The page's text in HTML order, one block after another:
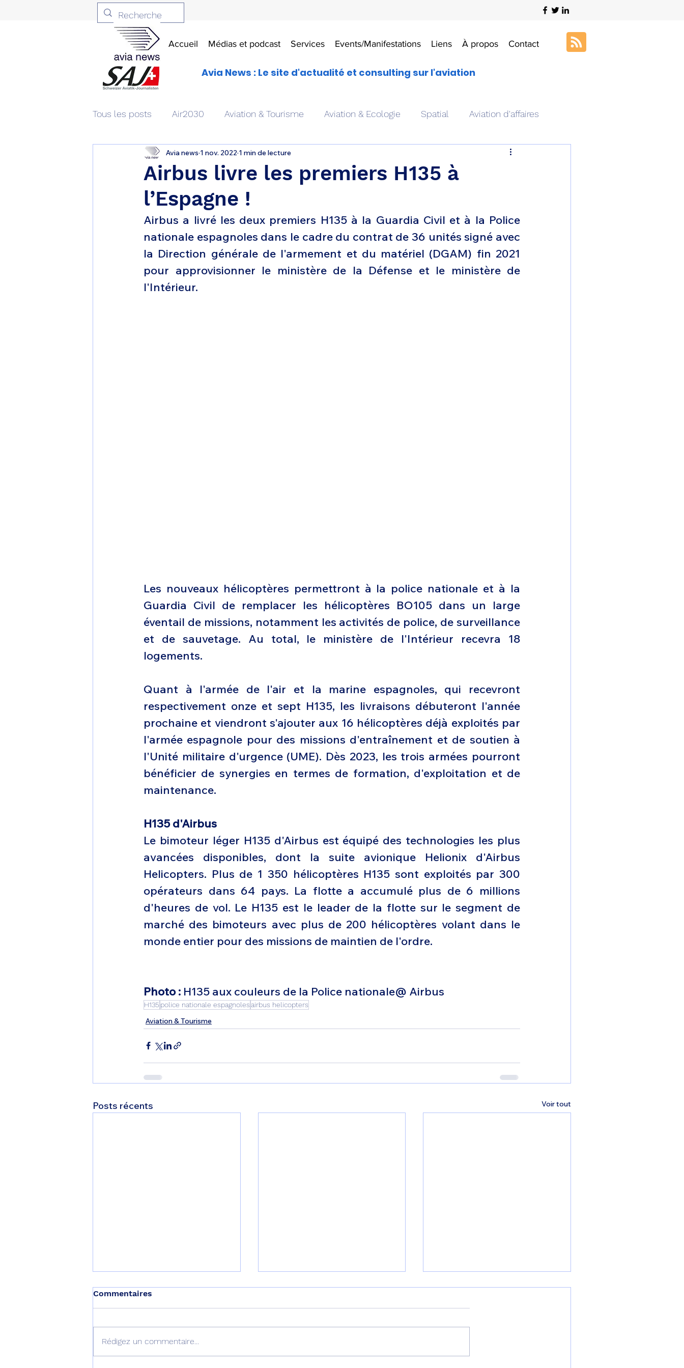
Accueil Médias et podcast Services Events/Manifestations Liens À propos Contact
Avia News : Le site d'actualité et consulting sur l'aviation
Tous les posts Air2030 Aviation & Tourisme Aviation & Ecologie Spatial Aviation d'affaires
Aviation & Défense Livres Drones aériens Art & Aviation
Patrimoine aéronautique Avionique & pilotage
1 er avril Motorisation Défense sol-air DSA Amphibie Drones Composante ESPACE
Shenyang J-35 Bombardier Global 6500 Fret aérien Salon Aéronautique de Dubaï 25
Airbus livre les premiers H135 à
l’Espagne !
Avia news 1 nov. 2022 1 min de lecture
Airbus a livré les deux premiers H135 à la Guardia Civil et à la Police
nationale espagnoles dans le cadre du contrat de 36 unités signé avec
la Direction générale de l'armement et du matériel (DGAM) fin 2021
pour approvisionner le ministère de la Défense et le ministère de
l'Intérieur.
Les nouveaux hélicoptères permettront à la police nationale et à la
Guardia Civil de remplacer les hélicoptères BO105 dans un large
éventail de missions, notamment les activités de police, de surveillance
et de sauvetage. Au total, le ministère de l'Intérieur recevra 18
logements.
Quant à l'armée de l'air et la marine espagnoles, qui recevront
respectivement onze et sept H135, les livraisons débuteront l'année
prochaine et viendront s'ajouter aux 16 hélicoptères déjà exploités par
l'armée espagnole pour des missions d'entraînement et de soutien à
l'Unité militaire d'urgence (UME). Dès 2023, les trois armées pourront
bénéficier de synergies en termes de formation, d'exploitation et de
maintenance.
H135 d'Airbus
Le bimoteur léger H135 d'Airbus est équipé des technologies les plus
avancées disponibles, dont la suite avionique Helionix d'Airbus
Helicopters. Plus de 1 350 hélicoptères H135 sont exploités par 300
opérateurs dans 64 pays. La flotte a accumulé plus de 6 millions
d'heures de vol. Le H135 est le leader de la flotte sur le segment de
marché des bimoteurs avec plus de 200 hélicoptères volant dans le
monde entier pour des missions de maintien de l'ordre.
Photo : H135 aux couleurs de la Police nationale@ Airbus
H135 police nationale espagnolesairbus helicopters
Aviation & Tourisme
Posts récents Voir tout
Commentaires
Rédigez un commentaire...